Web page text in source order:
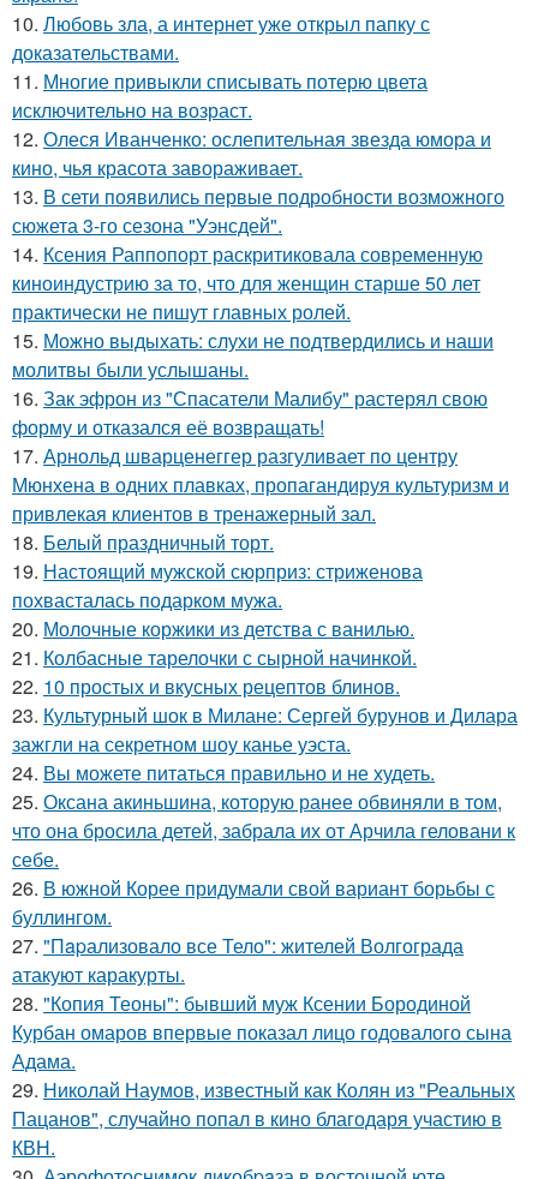
10. Любовь зла, а интернет уже открыл папку с
доказательствами.
11. Многие привыкли списывать потерю цвета
исключительно на возраст.
12. Олеся Иванченко: ослепительная звезда юмора и
кино, чья красота завораживает.
13. В сети появились первые подробности возможного
сюжета 3-го сезона "Уэнсдей".
14. Ксения Раппопорт раскритиковала современную
киноиндустрию за то, что для женщин старше 50 лет
практически не пишут главных ролей.
15. Можно выдыхать: слухи не подтвердились и наши
молитвы были услышаны.
16. Зак эфрон из "Спасатели Малибу" растерял свою
форму и отказался её возвращать!
17. Арнольд шварценеггер разгуливает по центру
Мюнхена в одних плавках, пропагандируя культуризм и
привлекая клиентов в тренажерный зал.
18. Белый праздничный торт.
19. Настоящий мужской сюрприз: стриженова
похвасталась подарком мужа.
20. Молочные коржики из детства с ванилью.
21. Колбасные тарелочки с сырной начинкой.
22. 10 простых и вкусных рецептов блинов.
23. Культурный шок в Милане: Сергей бурунов и Дилара
зажгли на секретном шоу канье уэста.
24. Вы можете питаться правильно и не худеть.
25. Оксана акиньшина, которую ранее обвиняли в том,
что она бросила детей, забрала их от Арчила геловани к
себе.
26. В южной Корее придумали свой вариант борьбы с
буллингом.
27. "Пapализовало все Тело": жителей Волгограда
атакуют каракурты.
28. "Копия Теоны": бывший муж Ксении Бородиной
Курбан омаров впервые показал лицо годовалого сына
Адама.
29. Николай Наумов, известный как Колян из "Реальных
Пацанов", случайно попал в кино благодаря участию в
КВН.